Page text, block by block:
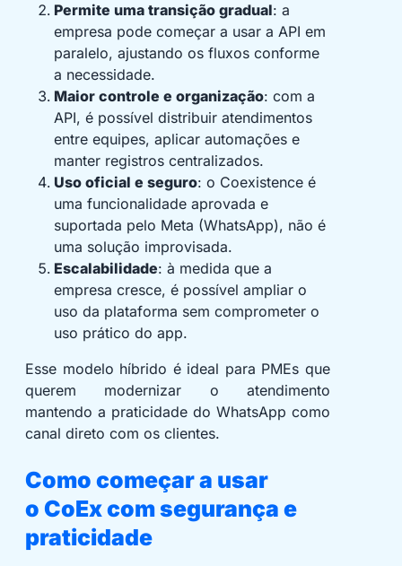
Permite uma transição gradual: a
empresa pode começar a usar a API em
paralelo, ajustando os fluxos conforme
a necessidade.
Maior controle e organização: com a
API, é possível distribuir atendimentos
entre equipes, aplicar automações e
manter registros centralizados.
Uso oficial e seguro: o Coexistence é
uma funcionalidade aprovada e
suportada pelo Meta (WhatsApp), não é
uma solução improvisada.
Escalabilidade: à medida que a
empresa cresce, é possível ampliar o
uso da plataforma sem comprometer o
uso prático do app.
Esse modelo híbrido é ideal para PMEs que
querem modernizar o atendimento
mantendo a praticidade do WhatsApp como
canal direto com os clientes.
Como começar a usar
o CoEx com segurança e
praticidade